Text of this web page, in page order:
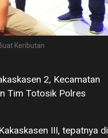
Keributan
2, Kecamatan
Tim Totosik Polres
III, tepatnya di